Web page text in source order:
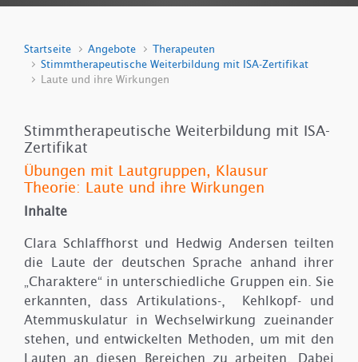
Startseite Angebote
Therapeuten
Stimmtherapeutische Weiterbildung mit ISA-Zertifikat
Laute und ihre Wirkungen
Stimmtherapeutische Weiterbildung mit ISA-
Zertifikat
Übungen mit Lautgruppen, Klausur
Theorie: Laute und ihre Wirkungen
Inhalte
Clara Schlaffhorst und Hedwig Andersen teilten
die Laute der deutschen Sprache anhand ihrer
„Charaktere“ in unterschiedliche Gruppen ein. Sie
erkannten, dass Artikulations-, Kehlkopf- und
Atemmuskulatur in Wechselwirkung zueinander
stehen, und entwickelten Methoden, um mit den
Lauten an diesen Bereichen zu arbeiten. Dabei